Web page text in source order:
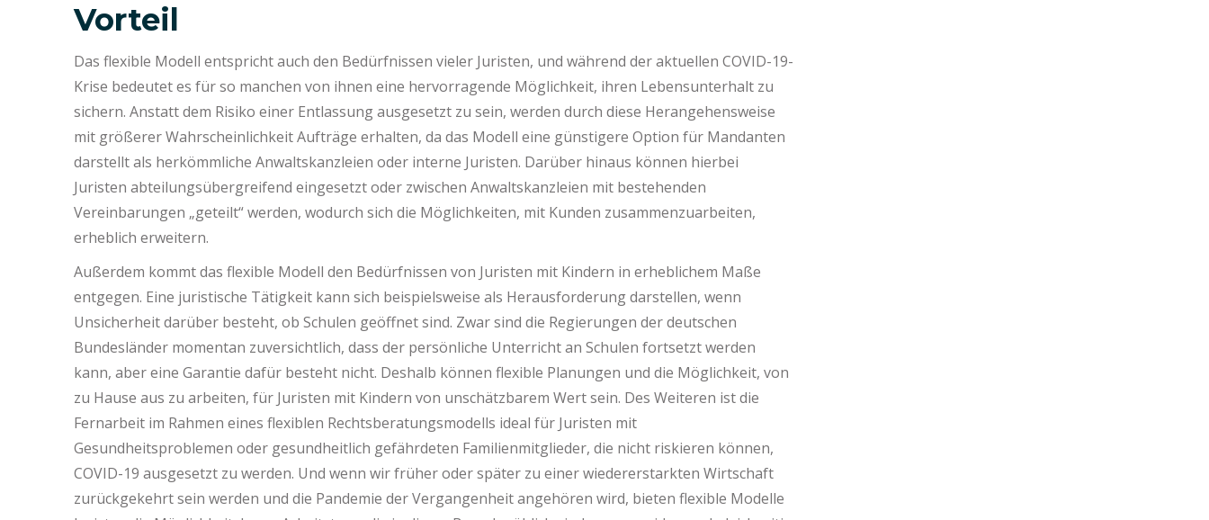
Vorteil
Das flexible Modell entspricht auch den Bedürfnissen vieler Juristen, und während der aktuellen COVID-19-
Krise bedeutet es für so manchen von ihnen eine hervorragende Möglichkeit, ihren Lebensunterhalt zu
sichern. Anstatt dem Risiko einer Entlassung ausgesetzt zu sein, werden durch diese Herangehensweise
mit größerer Wahrscheinlichkeit Aufträge erhalten, da das Modell eine günstigere Option für Mandanten
darstellt als herkömmliche Anwaltskanzleien oder interne Juristen. Darüber hinaus können hierbei
Juristen abteilungsübergreifend eingesetzt oder zwischen Anwaltskanzleien mit bestehenden
Vereinbarungen „geteilt“ werden, wodurch sich die Möglichkeiten, mit Kunden zusammenzuarbeiten,
erheblich erweitern.
Außerdem kommt das flexible Modell den Bedürfnissen von Juristen mit Kindern in erheblichem Maße
entgegen. Eine juristische Tätigkeit kann sich beispielsweise als Herausforderung darstellen, wenn
Unsicherheit darüber besteht, ob Schulen geöffnet sind. Zwar sind die Regierungen der deutschen
Bundesländer momentan zuversichtlich, dass der persönliche Unterricht an Schulen fortsetzt werden
kann, aber eine Garantie dafür besteht nicht. Deshalb können flexible Planungen und die Möglichkeit, von
zu Hause aus zu arbeiten, für Juristen mit Kindern von unschätzbarem Wert sein. Des Weiteren ist die
Fernarbeit im Rahmen eines flexiblen Rechtsberatungsmodells ideal für Juristen mit
Gesundheitsproblemen oder gesundheitlich gefährdeten Familienmitglieder, die nicht riskieren können,
COVID-19 ausgesetzt zu werden. Und wenn wir früher oder später zu einer wiedererstarkten Wirtschaft
zurückgekehrt sein werden und die Pandemie der Vergangenheit angehören wird, bieten flexible Modelle